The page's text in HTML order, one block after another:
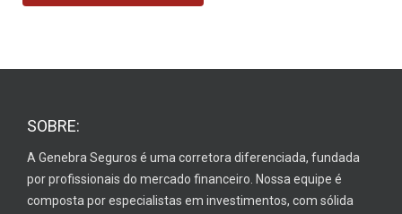
SOBRE:
A Genebra Seguros é uma corretora diferenciada, fundada
por profissionais do mercado financeiro. Nossa equipe é
composta por especialistas em investimentos, com sólida